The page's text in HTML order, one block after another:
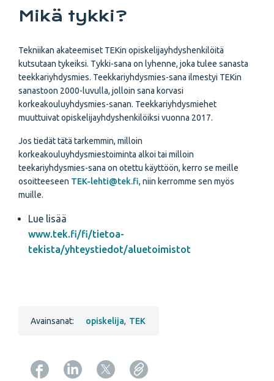
Mikä tykki?
Tekniikan akateemiset TEKin opiskelijayhdyshenkilöitä
kutsutaan tykeiksi. Tykki-sana on lyhenne, joka tulee sanasta
teekkari­yhdysmies. Teekkariyhdysmies-sana ilmestyi TEKin
sanastoon 2000-luvulla, jolloin sana korvasi
korkeakouluyhdysmies-sanan. Teekkari­yhdysmiehet
muuttuivat opiskelijayhdyshenkilöiksi vuonna 2017.
Jos tiedät tätä tarkemmin, milloin
korkeakouluyhdysmiestoiminta alkoi tai milloin
teekariyhdysmies-sana on otettu käyttöön, kerro se meille
osoitteeseen TEK-lehti@tek.fi, niin kerromme sen myös
muille.
Lue lisää
www.tek.fi/fi/tietoa-
tekista/yhteystiedot/aluetoimistot
Avainsanat: opiskelija, TEK